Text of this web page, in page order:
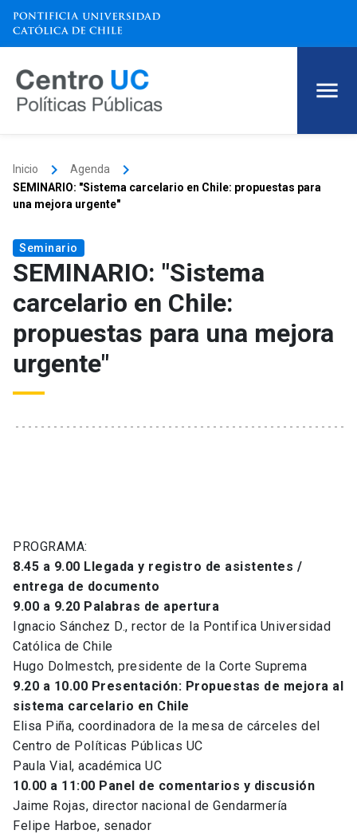
Inicio keyboard_arrow_right Agenda keyboard_arrow_right
SEMINARIO: "Sistema carcelario en Chile: propuestas para
una mejora urgente"
Seminario
SEMINARIO: "Sistema
carcelario en Chile:
propuestas para una mejora
urgente"
PROGRAMA:
8.45 a 9.00 Llegada y registro de asistentes /
entrega de documento
9.00 a 9.20 Palabras de apertura
Ignacio Sánchez D., rector de la Pontifica Universidad
Católica de Chile
Hugo Dolmestch, presidente de la Corte Suprema
9.20 a 10.00 Presentación: Propuestas de mejora al
sistema carcelario en Chile
Elisa Piña, coordinadora de la mesa de cárceles del
Centro de Políticas Públicas UC
Paula Vial, académica UC
10.00 a 11:00 Panel de comentarios y discusión
Jaime Rojas, director nacional de Gendarmería
Felipe Harboe, senador